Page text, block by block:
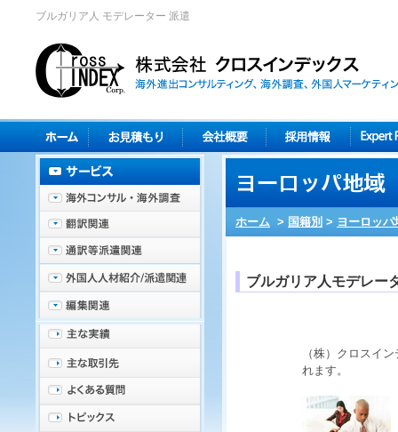
ブルガリア人 モデレーター 派遣
ホーム > 国籍別 > ヨーロッパ
ブルガリア人モデレー
（株）クロスイ
れます。